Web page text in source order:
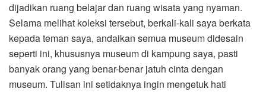
dijadikan ruang belajar dan ruang wisata yang nyaman.
Selama melihat koleksi tersebut, berkali-kali saya berkata
kepada teman saya, andaikan semua museum didesain
seperti ini, khususnya museum di kampung saya, pasti
banyak orang yang benar-benar jatuh cinta dengan
museum. Tulisan ini setidaknya ingin mengetuk hati